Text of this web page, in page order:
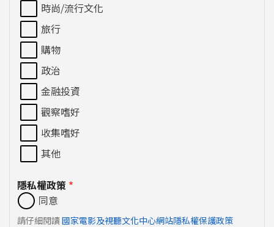
時尚/流行文化
旅行
購物
政治
金融投資
觀察嗜好
收集嗜好
其他
隱私權政策 *
同意
請仔細閱讀 國家電影及視聽文化中心網站隱私權保護政策